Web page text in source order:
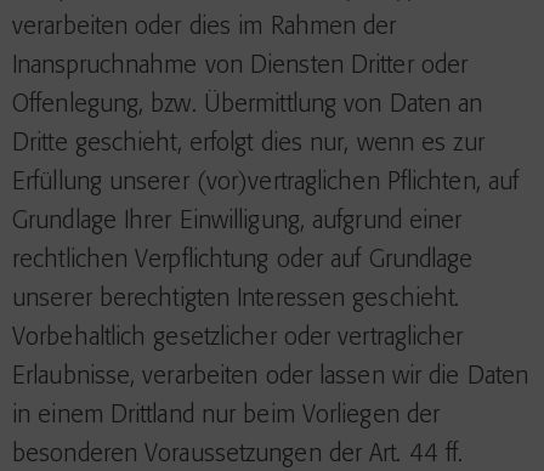
verarbeiten oder dies im Rahmen der
Inanspruchnahme von Diensten Dritter oder
Offenlegung, bzw. Übermittlung von Daten an
Dritte geschieht, erfolgt dies nur, wenn es zur
Erfüllung unserer (vor)vertraglichen Pflichten, auf
Grundlage Ihrer Einwilligung, aufgrund einer
rechtlichen Verpflichtung oder auf Grundlage
unserer berechtigten Interessen geschieht.
Vorbehaltlich gesetzlicher oder vertraglicher
Erlaubnisse, verarbeiten oder lassen wir die Daten
in einem Drittland nur beim Vorliegen der
besonderen Voraussetzungen der Art. 44 ff.